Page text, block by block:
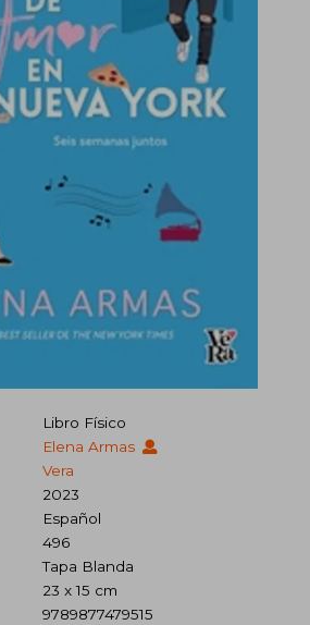
Libro Físico
Elena Armas
Vera
2023
Español
496
Tapa Blanda
23 x 15 cm
9789877479515